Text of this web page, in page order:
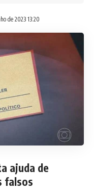
de 2023 13:20
ajuda de
falsos